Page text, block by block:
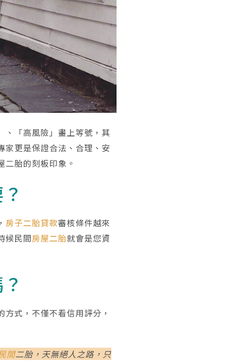
、「高風險」畫上等號，其
家更是保證合法、合理、安
胎的刻板印象。
房子二胎貸款審核條件越來
候民間房屋二胎就會是您資
式，不僅不看信用評分，
間二胎，天無絕人之路，只